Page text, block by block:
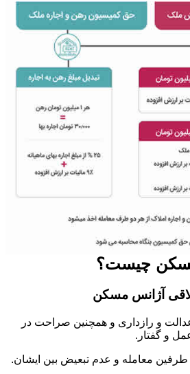
چیست؟
آژانس مسکن
و رازداری و همچنین صراحت در
و گفتار.